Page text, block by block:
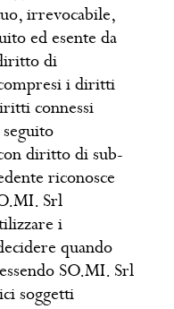
irrevocabile,
ed esente da
di
i diritti
connessi
diritto di sub-
riconosce
Srl
i
quando
SO.MI. Srl
soggetti